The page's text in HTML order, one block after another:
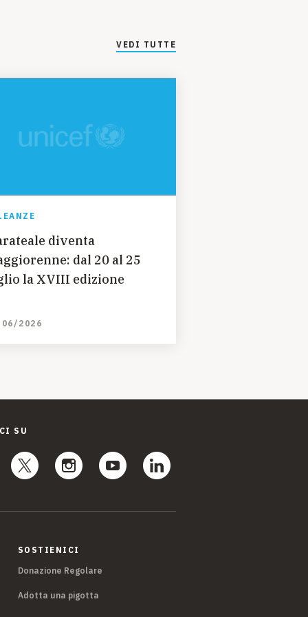
VEDI TUTTE
diventa
dal 20 al 25
la XVIII edizione
2026
SU
SOSTIENICI
Donazione Regolare
Adotta una pigotta